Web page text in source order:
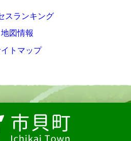
スランキング
地図情報
トマップ